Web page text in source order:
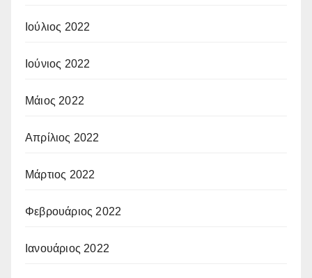
Ιούλιος 2022
Ιούνιος 2022
Μάιος 2022
Απρίλιος 2022
Μάρτιος 2022
Φεβρουάριος 2022
Ιανουάριος 2022